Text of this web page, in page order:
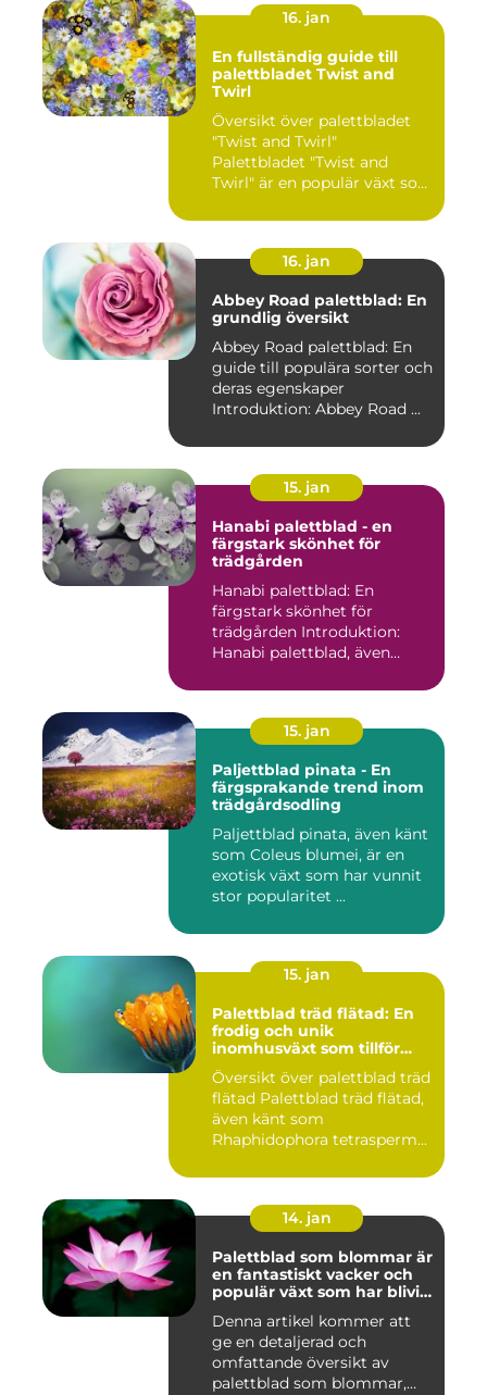
16. jan
En fullständig guide till
palettbladet Twist and
Twirl
Översikt över palettbladet
"Twist and Twirl"
Palettbladet "Twist and
Twirl" är en populär växt som
16. jan
Abbey Road palettblad: En
grundlig översikt
Abbey Road palettblad: En
guide till populära sorter och
deras egenskaper
Introduktion: Abbey Road ...
15. jan
Hanabi palettblad - en
färgstark skönhet för
trädgården
Hanabi palettblad: En
färgstark skönhet för
trädgården Introduktion:
Hanabi palettblad, även
15. jan
Paljettblad pinata - En
färgsprakande trend inom
trädgårdsodling
Paljettblad pinata, även känt
som Coleus blumei, är en
exotisk växt som har vunnit
stor popularitet ...
15. jan
Palettblad träd flätad: En
frodig och unik
inomhusväxt som tillför
färg till ditt hem
Översikt över palettblad träd
flätad Palettblad träd flätad,
även känt som
Rhaphidophora tetrasperm...
14. jan
Palettblad som blommar är
en fantastiskt vacker och
populär växt som har blivit
trädgårdsentusiaster runt
om i världen
Denna artikel kommer att
ge en detaljerad och
omfattande översikt av
palettblad som blommar,